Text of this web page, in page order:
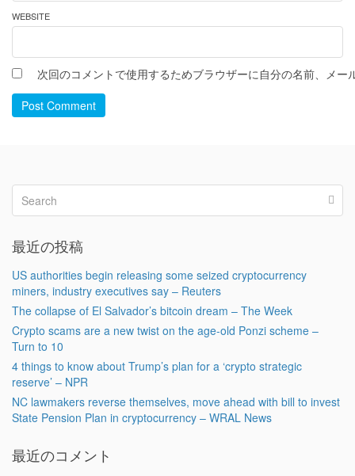
WEBSITE
次回のコメントで使用するためブラウザーに自分の名前、メー
Post Comment
最近の投稿
US authorities begin releasing some seized cryptocurrency
miners, industry executives say – Reuters
The collapse of El Salvador’s bitcoin dream – The Week
Crypto scams are a new twist on the age-old Ponzi scheme –
Turn to 10
4 things to know about Trump’s plan for a ‘crypto strategic
reserve’ – NPR
NC lawmakers reverse themselves, move ahead with bill to invest
State Pension Plan in cryptocurrency – WRAL News
最近のコメント